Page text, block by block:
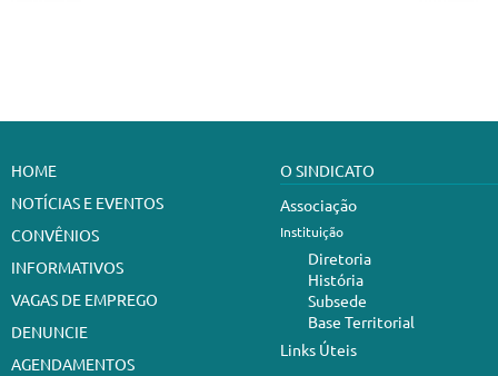
HOME
NOTÍCIAS E EVENTOS
CONVÊNIOS
INFORMATIVOS
VAGAS DE EMPREGO
DENUNCIE
AGENDAMENTOS
O SINDICATO
Associação
Instituição
Diretoria
História
Subsede
Base Territorial
Links Úteis